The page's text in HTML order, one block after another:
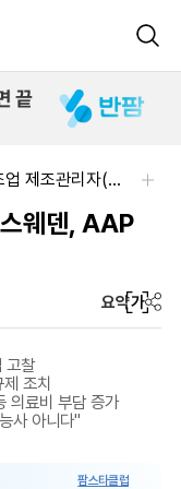
에이치디엑스 주식회사-의약품제조업 제조관리자(약사) 채용
웨덴, AAP
요약가
고찰
조치
의료비 부담 증가
사 아니다"
팜스타클럽